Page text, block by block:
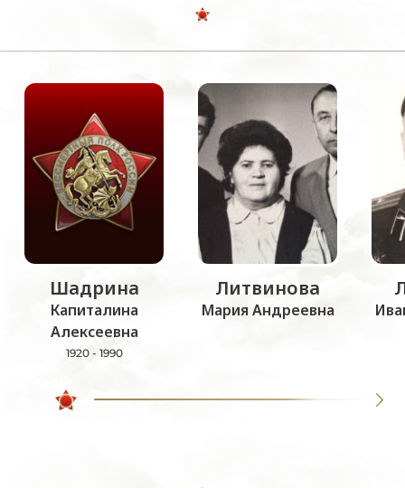
Шадрина
Капиталина
Алексеевна
1920 - 1990
Литвинова
Мария Андреевна